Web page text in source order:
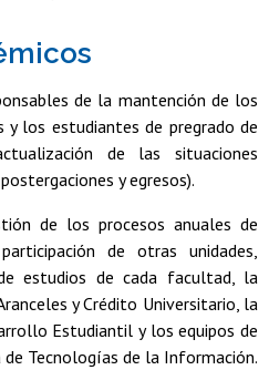
de la mantención de los
los estudiantes de pregrado de
de las situaciones
y egresos).
de los procesos anuales de
de otras unidades,
estudios de cada facultad, la
y Crédito Universitario, la
Estudiantil y los equipos de
Tecnologías de la Información.